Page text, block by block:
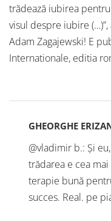
trădează iubirea
visul despre iubire
Adam Zagajewski! E
Internationale, editia
GHEORGHE
@vladimir b.: Și
trădarea e cea mai
terapie bună
succes. Real. pe